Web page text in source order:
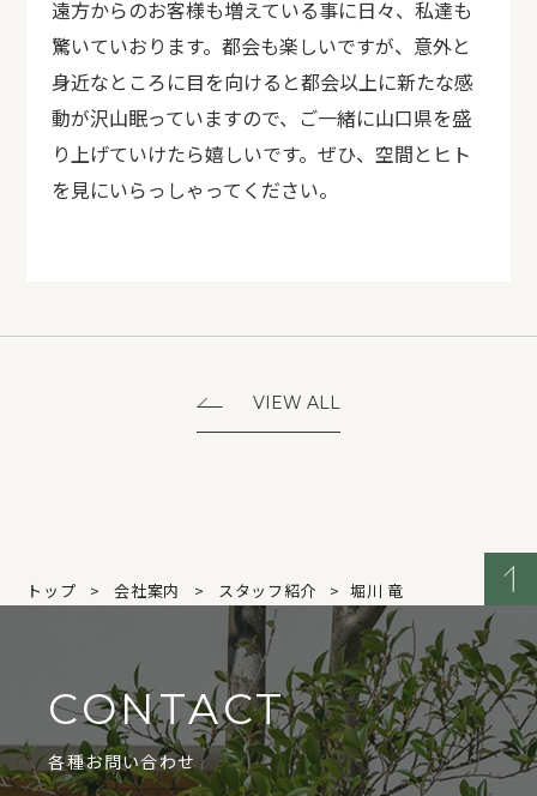
遠方からのお客様も増えている事に日々、私達も
驚いていおります。都会も楽しいですが、意外と
身近なところに目を向けると都会以上に新たな感
動が沢山眠っていますので、ご一緒に山口県を盛
り上げていけたら嬉しいです。ぜひ、空間とヒト
を見にいらっしゃってください。
VIEW ALL
トップ 会社案内 スタッフ紹介 堀川 竜
CONTACT
各種お問い合わせ